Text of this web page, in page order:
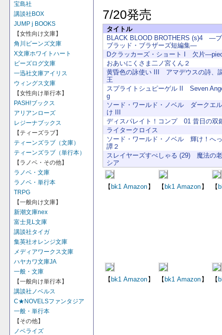
宝島社
講談社BOX
JUMP j BOOKS
【女性向け文庫】
角川ビーンズ文庫
X文庫ホワイトハート
ビーズログ文庫
一迅社文庫アイリス
ウィングス文庫
【女性向け単行本】
PASH!ブックス
アリアンローズ
レジーナブックス
【ティーズラブ】
ティーンズラブ（文庫）
ティーンズラブ（単行本）
【ラノベ・その他】
ラノベ・文庫
ラノベ・単行本
TRPG
【一般向け文庫】
新潮文庫nex
富士見L文庫
講談社タイガ
集英社オレンジ文庫
メディアワークス文庫
ハヤカワ文庫JA
一般・文庫
【一般向け単行本】
講談社ノベルス
C★NOVELSファンタジア
一般・単行本
【その他】
ノベライズ
7/20発売
タイトル
BLACK BLOOD BROTHERS (s)4 ―
ブラッド・ブラザーズ短編集―
Dクラッカーズ・ショート I 欠片
おあいにくさま二ノ宮くん２
黄昏色の詠使い III アマデウスの詩、
王
スプライトシュピーゲル II Seven
g
ソード・ワールド・ノベル ダークエ
け III
ディスパレイト！コンプ 01 昔日の双
ライタークロイス
ソード・ワールド・ノベル 輝け！へ
譚２
スレイヤーズすぺしゃる (29) 魔法の
シア
【bk1 Amazon】 【bk1 Amazon】 【
【bk1 Amazon】 【bk1 Amazon】 【